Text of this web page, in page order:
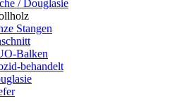
/ Douglasie
Stangen
Balken
behandelt